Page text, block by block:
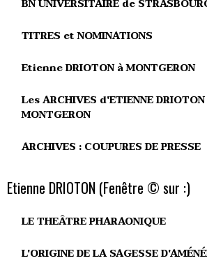
BN UNIVERSITAIRE de
TITRES et NOMINATIONS
Etienne DRIOTON à MONTGERON
Les ARCHIVES d'ETIENNE
MONTGERON
ARCHIVES : COUPURES DE PRESSE
Etienne DRIOTON (Fenêtre © sur :)
LE THEÂTRE PHARAONIQUE
L'ORIGINE DE LA SAGESSE